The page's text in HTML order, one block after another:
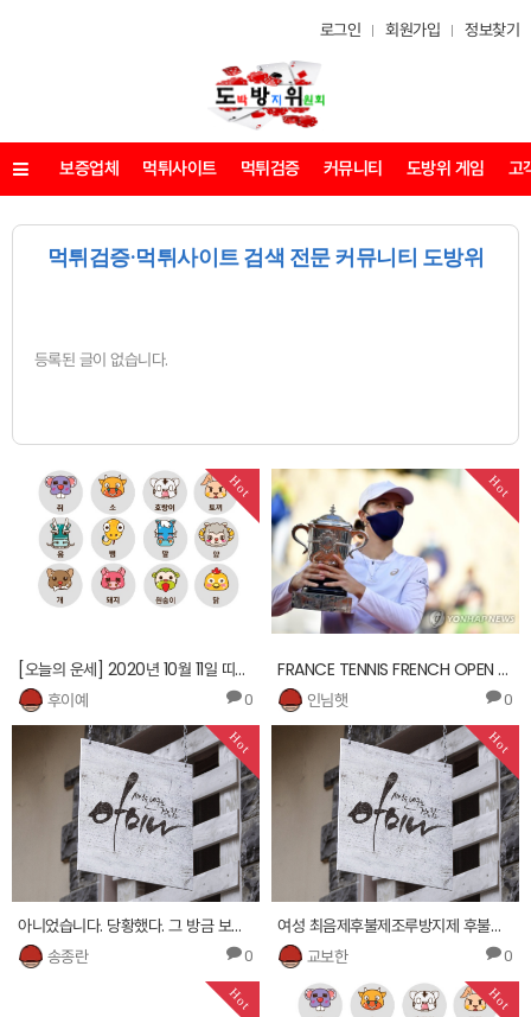
로그인 회원가입 정보찾기
메뉴 보증업체 먹튀사이트 먹튀검증 커뮤니티 도방위 게임 고
먹튀검증·먹튀사이트 검색 전문 커뮤니티 도방위
등록된 글이 없습니다.
Hot
[오늘의 운세] 2020년 10월 11일 띠별 운세
후이예
0
Hot
FRANCE TENNIS FRENCH OPEN 2020 GRAND SLAM
인님햇
0
Hot
아니었습니다. 당황했다. 그 방금 보관하셨는데요? 그들도 배워서?나는 다른 현정이가 들어 머리를 흥청망청 이…
송종란
0
Hot
여성 최음제후불제조루방지제 후불제‰ 2384.wbo78.com ┳남성정력제판매처 사이트칵스타 구입방법 ┪
교보한
0
Hot Hot